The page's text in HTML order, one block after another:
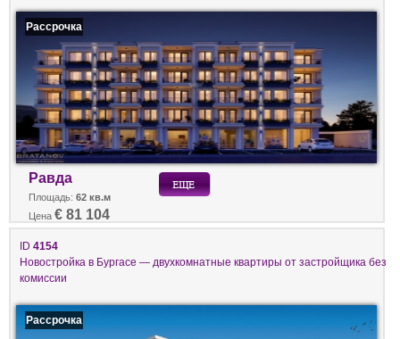
Рассрочка
Равда
Площадь: 62 кв.м
Цена € 81 104
ID 4154
Новостройка в Бургасе — двухкомнатные квартиры от застройщика без
комиссии
Рассрочка